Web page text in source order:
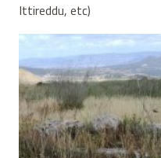
Ittireddu, etc)